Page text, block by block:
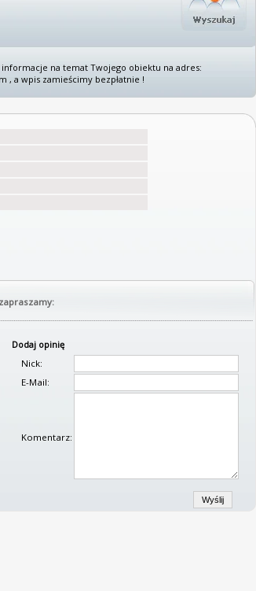
informacje na temat Twojego obiektu na adres:
, a wpis zamieścimy bezpłatnie !
Dodaj opinię
Nick:
E-Mail:
Komentarz: